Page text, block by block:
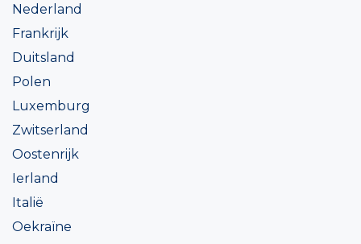
Nederland
Frankrijk
Duitsland
Polen
Luxemburg
Zwitserland
Oostenrijk
Ierland
Italië
Oekraïne